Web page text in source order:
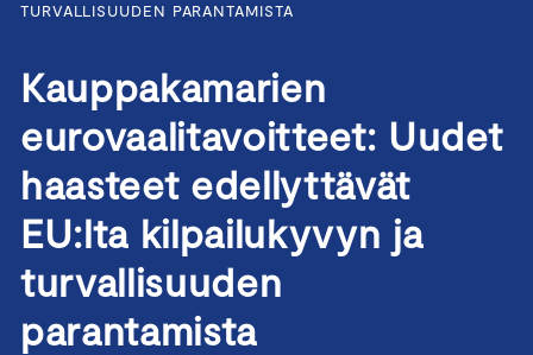
TURVALLISUUDEN PARANTAMISTA
Kauppakamarien
eurovaalitavoitteet: Uudet
haasteet edellyttävät
EU:lta kilpailukyvyn ja
turvallisuuden
parantamista